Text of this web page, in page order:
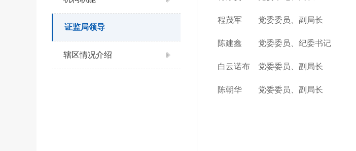
证监局领导
辖区情况介绍
程茂军 党委委员、副局长
陈建鑫 党委委员、纪委书记
白云诺布 党委委员、副局长
陈朝华 党委委员、副局长